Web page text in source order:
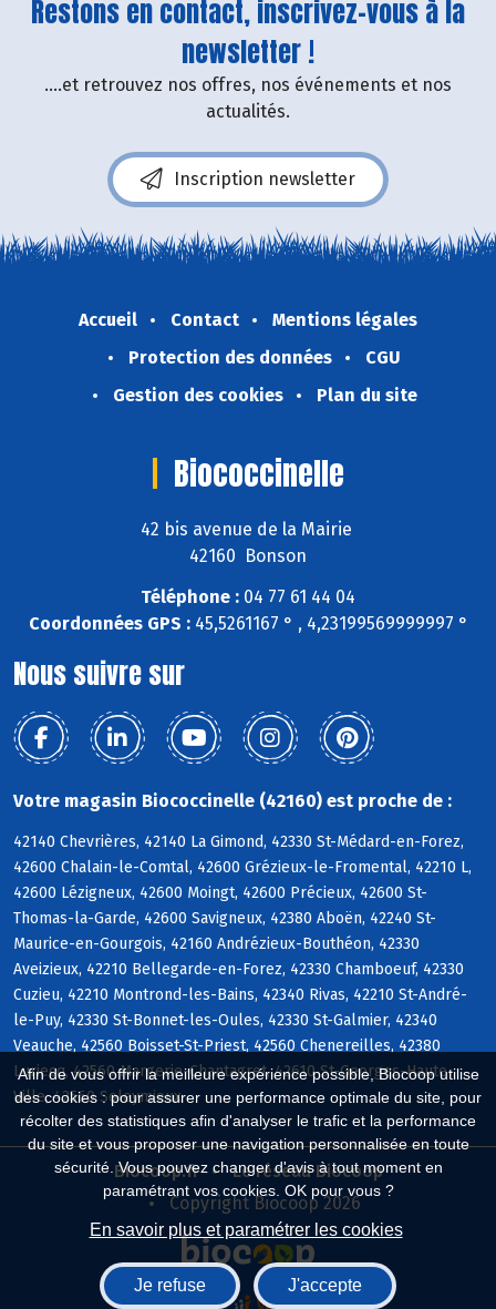
Afin de vous offrir la meilleure expérience possible, Biocoop utilise
des cookies : pour assurer une performance optimale du site, pour
récolter des statistiques afin d'analyser le trafic et la performance
du site et vous proposer une navigation personnalisée en toute
sécurité. Vous pouvez changer d'avis à tout moment en
paramétrant vos cookies. OK pour vous ?
En savoir plus et paramétrer les cookies
Je refuse J'accepte
Restons en contact, inscrivez-vous à la
newsletter !
....et retrouvez nos offres, nos événements et nos
actualités.
Inscription newsletter
Accueil Contact
Mentions légales
Protection des données
CGU
Gestion des cookies
Plan du site
Biococcinelle
42 bis avenue de la Mairie
42160 Bonson
Téléphone : 04 77 61 44 04
Coordonnées GPS :45,5261167 ° , 4,23199569999997 °
Nous suivre sur
Votre magasin Biococcinelle (42160) est proche de :
42140 Chevrières, 42140 La Gimond, 42330 St-Médard-en-Forez,
42600 Chalain-le-Comtal, 42600 Grézieux-le-Fromental, 42210 L,
42600 Lézigneux, 42600 Moingt, 42600 Précieux, 42600 St-
Thomas-la-Garde, 42600 Savigneux, 42380 Aboën, 42240 St-
Maurice-en-Gourgois, 42160 Andrézieux-Bouthéon, 42330
Aveizieux, 42210 Bellegarde-en-Forez, 42330 Chamboeuf, 42330
Cuzieu, 42210 Montrond-les-Bains, 42340 Rivas, 42210 St-André-
le-Puy, 42330 St-Bonnet-les-Oules, 42330 St-Galmier, 42340
Veauche, 42560 Boisset-St-Priest, 42560 Chenereilles, 42380
Luriecq, 42560 Margerie-Chantagret, 42610 St-Georges-Haute-
Ville, 42560 Soleymieux
Biocoop.fr
Le réseau Biocoop
Copyright Biocoop 2026